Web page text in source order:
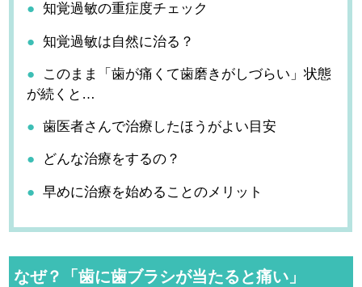
知覚過敏の重症度チェック
知覚過敏は自然に治る？
このまま「歯が痛くて歯磨きがしづらい」状態
が続くと…
歯医者さんで治療したほうがよい目安
どんな治療をするの？
早めに治療を始めることのメリット
なぜ？「歯に歯ブラシが当たると痛い」